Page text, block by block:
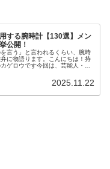
する腕時計【130選】メン
公開！
を言う」と言われるくらい、腕時
に物語ります。こんにちは！持
ゲロウです今回は、芸能人・有
2025.11.22